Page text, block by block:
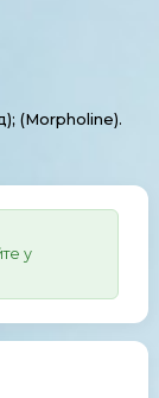
(Morpholine).
у